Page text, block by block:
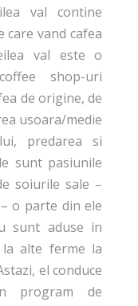
val contine
vand cafea
val este o
shop-uri
de origine, de
usoara/medie
predarea si
sunt pasiunile
soiurile sale –
o parte din ele
sunt aduse in
alte ferme la
el conduce
program de